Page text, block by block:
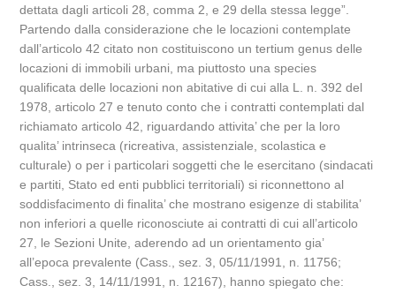
dettata dagli articoli 28, comma 2, e 29 della stessa legge”.
Partendo dalla considerazione che le locazioni contemplate
dall’articolo 42 citato non costituiscono un tertium genus delle
locazioni di immobili urbani, ma piuttosto una species
qualificata delle locazioni non abitative di cui alla L. n. 392 del
1978, articolo 27 e tenuto conto che i contratti contemplati dal
richiamato articolo 42, riguardando attivita’ che per la loro
qualita’ intrinseca (ricreativa, assistenziale, scolastica e
culturale) o per i particolari soggetti che le esercitano (sindacati
e partiti, Stato ed enti pubblici territoriali) si riconnettono al
soddisfacimento di finalita’ che mostrano esigenze di stabilita’
non inferiori a quelle riconosciute ai contratti di cui all’articolo
27, le Sezioni Unite, aderendo ad un orientamento gia’
all’epoca prevalente (Cass., sez. 3, 05/11/1991, n. 11756;
Cass., sez. 3, 14/11/1991, n. 12167), hanno spiegato che: